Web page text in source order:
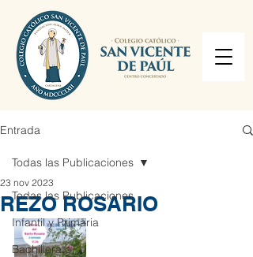
Entrada
Todas las Publicaciones
Infantil y Primaria
Bachillerato
Todas las Publicaciones
REZO ROSARIO
23 nov 2023